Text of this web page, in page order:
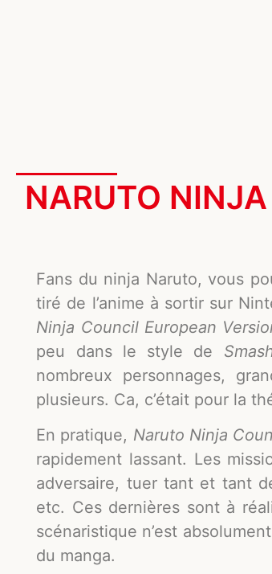
NARUTO
Fans du ninja Naruto, vous
tiré de l’anime à sortir sur
Ninja Council European
peu dans le style de
nombreux personnages,
plusieurs. Ca, c’était pour la
En pratique, Naruto Ninja
rapidement lassant. Les
adversaire, tuer tant et tant
etc. Ces dernières sont à
scénaristique n’est
du manga.